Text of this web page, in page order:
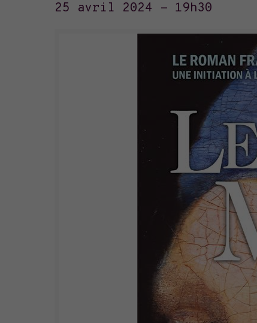
25 avril 2024 - 19h30